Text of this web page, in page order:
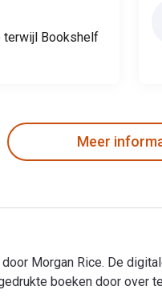
terwijl Bookshelf
Meer
Morgan Rice. De
boeken door over